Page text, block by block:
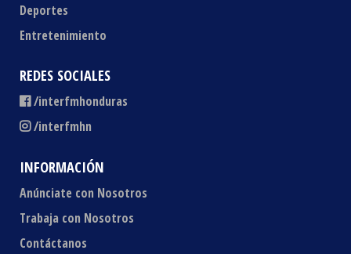
Deportes
Entretenimiento
REDES SOCIALES
/interfmhonduras
/interfmhn
INFORMACIÓN
Anúnciate con Nosotros
Trabaja con Nosotros
Contáctanos